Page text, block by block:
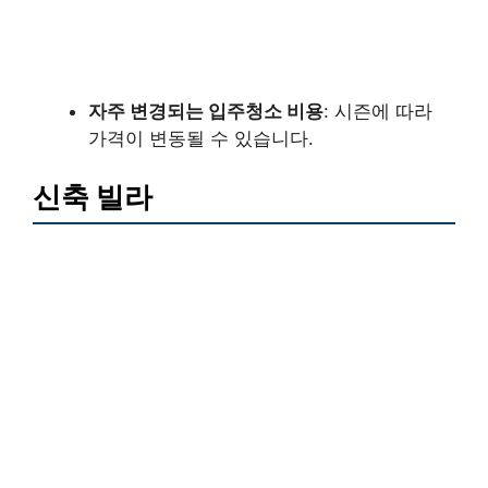
자주 변경되는 입주청소 비용: 시즌에 따라
가격이 변동될 수 있습니다.
신축 빌라